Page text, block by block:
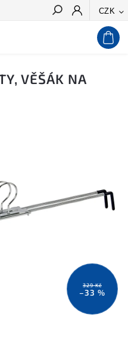
CZK
Hledat
VĚŠÁK NA
329 Kč
–33 %